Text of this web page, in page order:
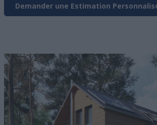
Demander une Estimation